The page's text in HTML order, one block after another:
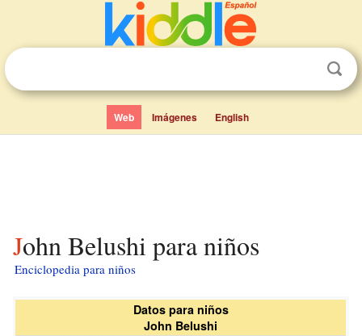
Web Imágenes English
John Belushi para niños
Enciclopedia para niños
Datos para niños
John Belushi